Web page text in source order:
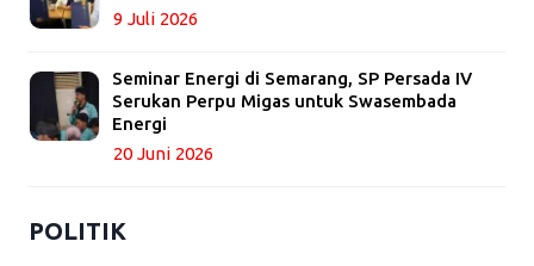
9 Juli 2026
Seminar Energi di Semarang, SP Persada IV
Serukan Perpu Migas untuk Swasembada
Energi
20 Juni 2026
POLITIK